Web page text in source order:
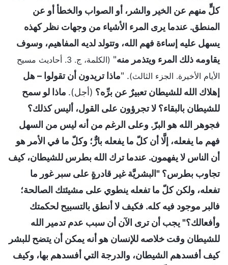
كلٍّ منهم عن الخير والشر، أو الصواب والخطأ أو عن
المنطق. عندما يرى المرء الأشياء من وجهات نظر كهذه
يسهل عليه إساءة فهم الله، وتتولد لديه المفاهيم، وسوف
يقاومه ذلك المرء ويتذمر منه"
(الكلمة، ج. 3. أحاديث مسيح
الأيام الأخيرة. الجزء الثالث). "ماذا تريدون أن تقولوا – هل
إهلاك الله للشيطان تعبيرٌ عن برِّه؟ (أجل). ماذا لو سمح
للشيطان بالبقاء؟ لا تجرؤون على القول، أليس كذلك؟
فجوهر الله هو البرّ. وعلى الرغم من أنه ليس من السهل
فهم ما يفعله، إلَّا أن كلّ ما يفعله بارٌّ؛ وكلّ ما في الأمر هو
أن الناس لا يفهمون. عندما ترك الله بطرس للشيطان، كيف
تجاوب بطرس؟ "البشريَّة غير قادرةٍ على سبر غور ما
تفعله، ولكن كلّ ما تفعله ينطوي على مشيئتك الصالحة؛
فالبر موجود فيه كله. فكيف لا أنطق بالتسبيح لحكمتك
وأفعالك؟" يجب أن ترى الآن أن سبب عدم تدمير الله
للشيطان وقت خلاصه للإنسان هو أنه يمكن أن يتضح للبشر
كيف أفسدهم الشيطان، والدرجة التي أفسدهم بها، وكيف